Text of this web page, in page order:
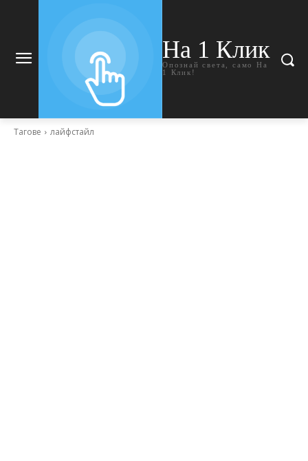
На 1 Клик
Опознай света, само На
1 Клик!
Тагове лайфстайл